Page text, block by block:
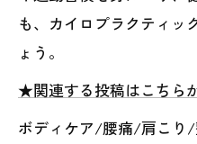
も、カイロプラクティッ
ょう。
★関連する投稿はこちら
ボディケア/腰痛/肩こ